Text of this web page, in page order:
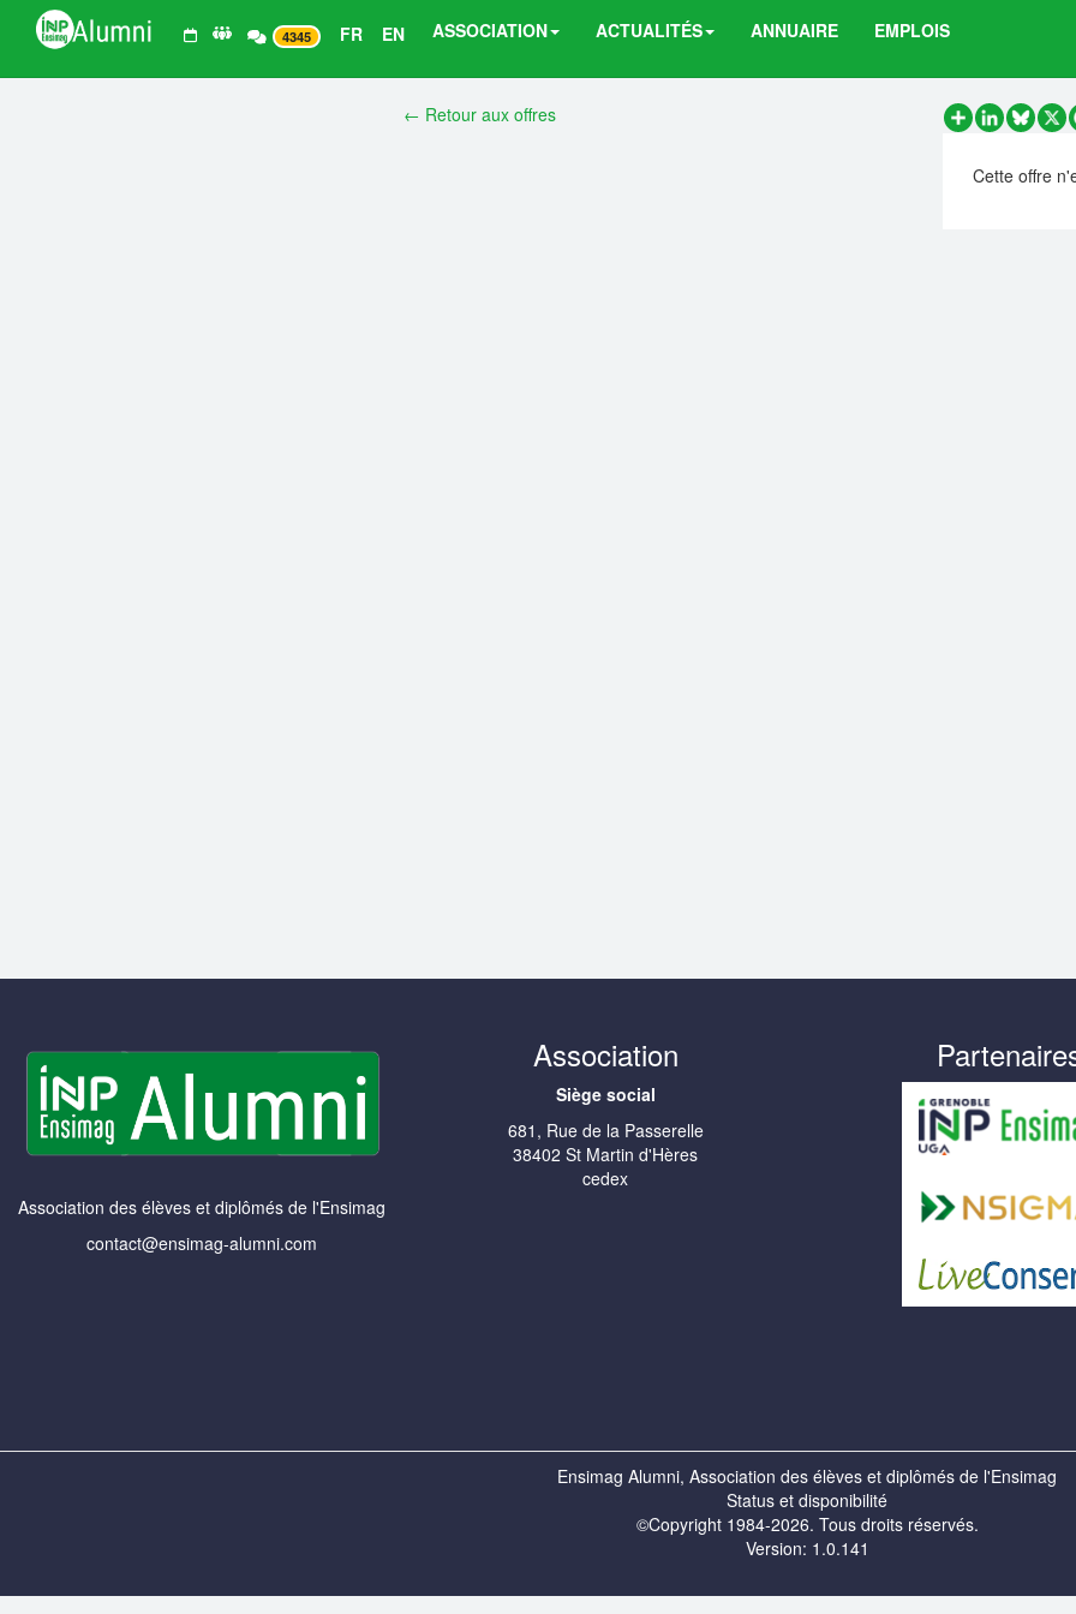
4345 FR EN ASSOCIATION ACTUALITÉS ANNUAIRE EMPLOIS
← Retour aux offres
PartagerLinkedInX
Cette offre
Association des élèves et diplômés de l'Ensimag
contact@ensimag-alumni.com
Association
Siège social
681, Rue de la Passerelle
38402 St Martin d'Hères
cedex
Ensimag Alumni, Association des élèves et diplômés de l'Ensimag
Status et disponibilité
©Copyright 1984-2026. Tous droits réservés.
Version: 1.0.141